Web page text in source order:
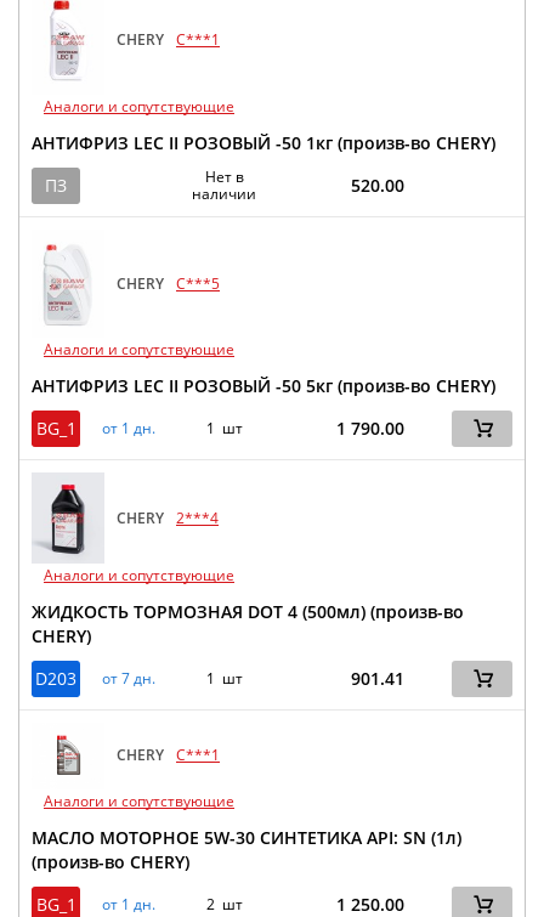
CHERY C***1
Аналоги и сопутствующие
АНТИФРИЗ LEC II РОЗОВЫЙ -50 1кг (произв-во CHERY)
ПЗ
Нет в
наличии
520.00
CHERY C***5
Аналоги и сопутствующие
АНТИФРИЗ LEC II РОЗОВЫЙ -50 5кг (произв-во CHERY)
BG_1
от 1 дн. 1 шт 1 790.00
CHERY 2***4
Аналоги и сопутствующие
ЖИДКОСТЬ ТОРМОЗНАЯ DOT 4 (500мл) (произв-во
CHERY)
D203
от 7 дн. 1 шт 901.41
CHERY C***1
Аналоги и сопутствующие
МАСЛО МОТОРНОЕ 5W-30 СИНТЕТИКА API: SN (1л)
(произв-во CHERY)
BG_1
от 1 дн. 2 шт 1 250.00